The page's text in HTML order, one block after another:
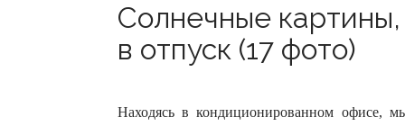
Солнечные
в отпуск (17 фото)
Находясь в кондиционированном офисе,